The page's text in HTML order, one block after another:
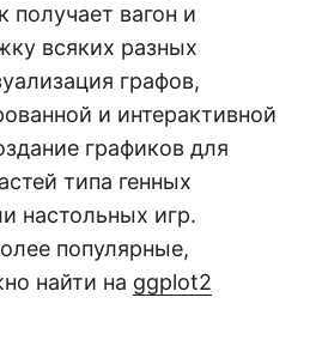
получает вагон и
всяких разных
графов,
и интерактивной
графиков для
типа генных
настольных игр.
популярные,
найти на ggplot2